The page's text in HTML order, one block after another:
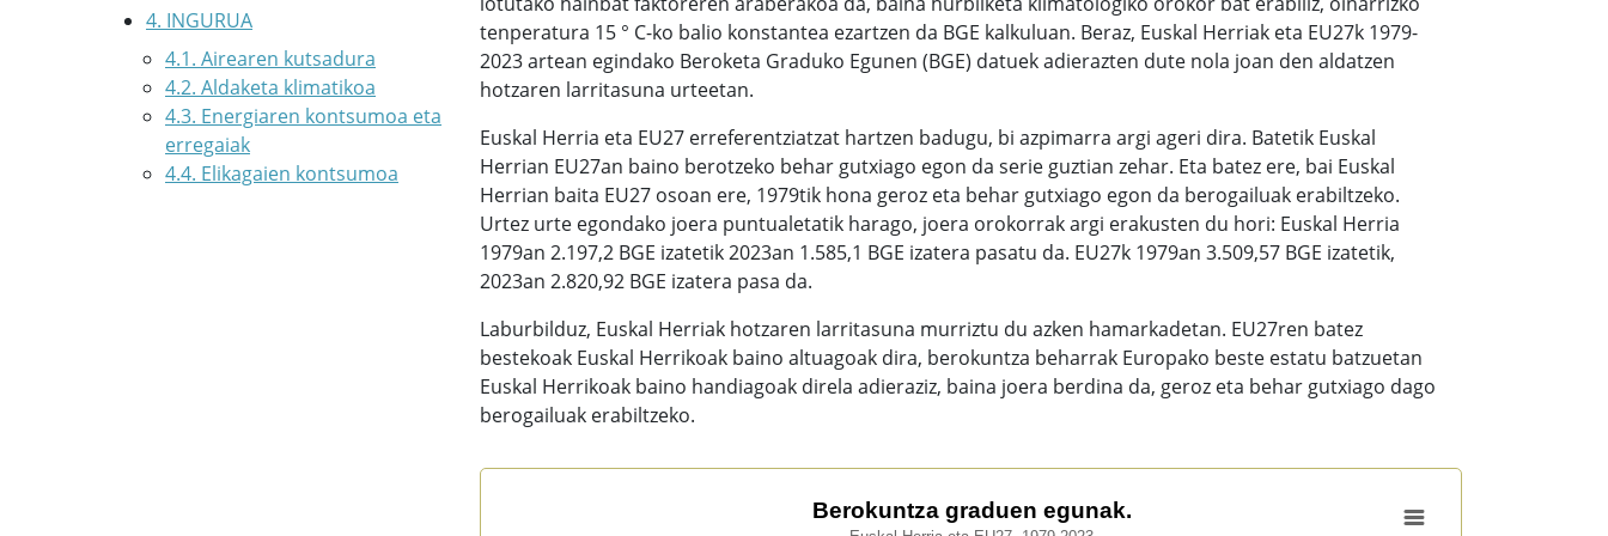
4. INGURUA
4.1. Airearen kutsadura
4.2. Aldaketa klimatikoa
4.3. Energiaren kontsumoa eta
erregaiak
4.4. Elikagaien kontsumoa
tenperatura 15 ° C-ko balio konstantea ezartzen da BGE kalkuluan. Beraz, Euskal Herriak eta EU27k 1979-
2023 artean egindako Beroketa Graduko Egunen (BGE) datuek adierazten dute nola joan den aldatzen
hotzaren larritasuna urteetan.
Euskal Herria eta EU27 erreferentziatzat hartzen badugu, bi azpimarra argi ageri dira. Batetik Euskal
Herrian EU27an baino berotzeko behar gutxiago egon da serie guztian zehar. Eta batez ere, bai Euskal
Herrian baita EU27 osoan ere, 1979tik hona geroz eta behar gutxiago egon da berogailuak erabiltzeko.
Urtez urte egondako joera puntualetatik harago, joera orokorrak argi erakusten du hori: Euskal Herria
1979an 2.197,2 BGE izatetik 2023an 1.585,1 BGE izatera pasatu da. EU27k 1979an 3.509,57 BGE izatetik,
2023an 2.820,92 BGE izatera pasa da.
Laburbilduz, Euskal Herriak hotzaren larritasuna murriztu du azken hamarkadetan. EU27ren batez
bestekoak Euskal Herrikoak baino altuagoak dira, berokuntza beharrak Europako beste estatu batzuetan
Euskal Herrikoak baino handiagoak direla adieraziz, baina joera berdina da, geroz eta behar gutxiago dago
berogailuak erabiltzeko.
Berokuntza graduen egunak.